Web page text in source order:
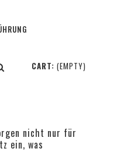
CART: (EMPTY)
nicht nur für
ein, was